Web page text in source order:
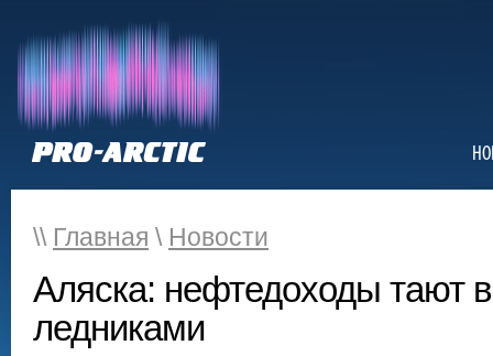
\\ Главная \ Новости
Аляска: нефтедоходы тают
ледниками